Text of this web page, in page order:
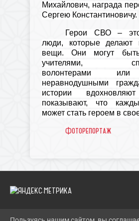
Михайлович, награда
Сергею Константиновичу.
Герои СВО –
люди, которые делают
вещи. Они могут
учителями,
волонтерами
неравнодушными
истории
показывают, что
может стать героем в
Фоторепортаж